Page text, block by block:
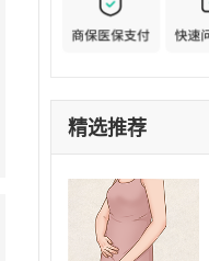
精选推荐